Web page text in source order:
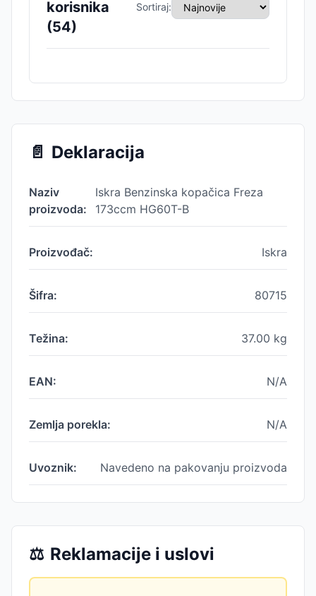
korisnika
(54)
Sortiraj:
📄 Deklaracija
Naziv
proizvoda:
Iskra Benzinska kopačica Freza
173ccm HG60T-B
Proizvođač: Iskra
Šifra: 80715
Težina: 37.00 kg
EAN: N/A
Zemlja porekla: N/A
Uvoznik: Navedeno na pakovanju proizvoda
⚖️ Reklamacije i uslovi